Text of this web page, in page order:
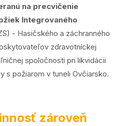
na precvičenie
Integrovaného
- Hasičského a záchranného
zdravotníckej
spoločnosti pri likvidácii
s požiarom v tuneli Ovčiarsko.
zároveň